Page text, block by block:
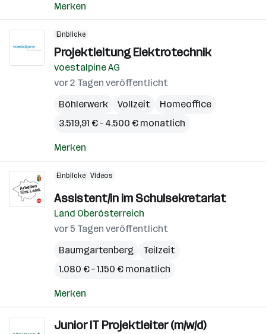
Merken
Einblicke
Projektleitung Elektrotechnik
voestalpine AG
vor 2 Tagen veröffentlicht
Böhlerwerk
Vollzeit
Homeoffice
3.519,91 € – 4.500 € monatlich
Merken
Einblicke Videos
Assistent/in im Schulsekretariat
Land Oberösterreich
vor 5 Tagen veröffentlicht
Baumgartenberg
Teilzeit
1.080 € – 1.150 € monatlich
Merken
Junior IT Projektleiter (m/w/d)